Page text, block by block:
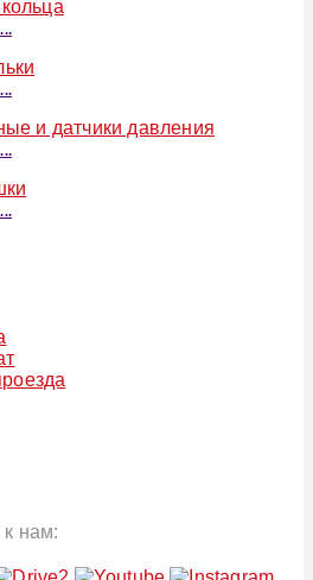
и датчики давления
к нам: